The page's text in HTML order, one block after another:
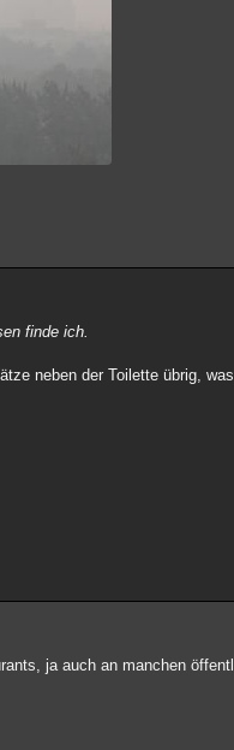
finde ich.
neben der Toilette übrig,
ja auch an manchen